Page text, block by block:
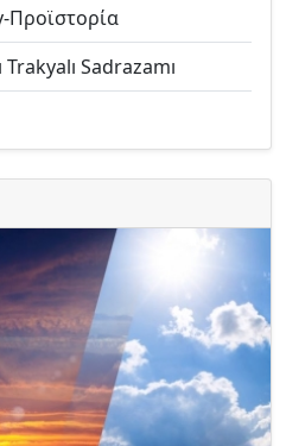
Προϊστορία
Sadrazamı